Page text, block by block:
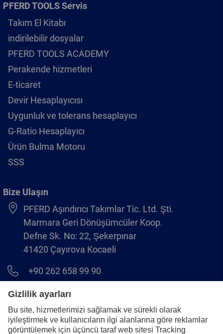
PFERD TOOLS Servis
Takım El Kitabı
indirilebilir dosyalar
PFERD TOOLS ACADEMY
Perakende hizmetleri
E-ticaret
Devir Hesaplayıcısı
Uygunluk ve tolerans hesaplayıcı
G-Ratio Hesaplayıcı
Ürün Bulma Motoru
SSS
Bize Ulaşın
PFERD Aşındırıcı Takımlar Tic. Ltd. Şti.
Marmara Geri Dönüşümcüler Koop.
Defne Sk. No: 22, Şekerpınar
41420 Çayırova Kocaeli
+90 262 658 99 90
info@pferd.com.tr
+90 262 658 00 23